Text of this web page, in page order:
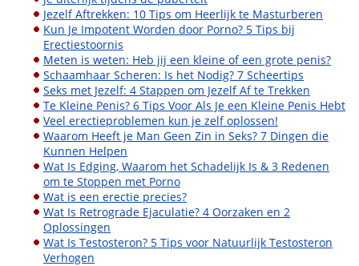
Jezelf Aftrekken: 10 Tips om Heerlijk te Masturberen
Kun Je Impotent Worden door Porno? 5 Tips bij
Erectiestoornis
Meten is weten: Heb jij een kleine of een grote penis?
Schaamhaar Scheren: Is het Nodig? 7 Scheertips
Seks met Jezelf: 4 Stappen om Jezelf Af te Trekken
Te Kleine Penis? 6 Tips Voor Als Je een Kleine Penis Hebt
Veel erectieproblemen kun je zelf oplossen!
Waarom Heeft je Man Geen Zin in Seks? 7 Dingen die
Kunnen Helpen
Wat Is Edging, Waarom het Schadelijk Is & 3 Redenen
om te Stoppen met Porno
Wat is een erectie precies?
Wat Is Retrograde Ejaculatie? 4 Oorzaken en 2
Oplossingen
Wat Is Testosteron? 5 Tips voor Natuurlijk Testosteron
Verhogen